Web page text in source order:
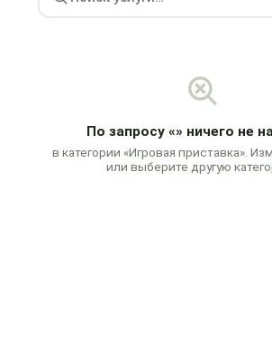
По запросу «» ничего не
в категории «Игровая приставка».
или выберите другую